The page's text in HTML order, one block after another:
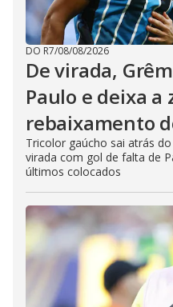
DO R7/08/08/2026
De virada,
Paulo e deixa a
rebaixamento
Tricolor gaúcho sai atrás
virada com gol de falta de
últimos colocados